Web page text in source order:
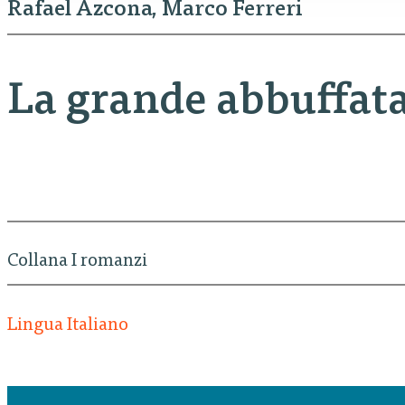
Rafael Azcona Marco Ferreri
La grande
Collana I romanzi
Lingua Italiano